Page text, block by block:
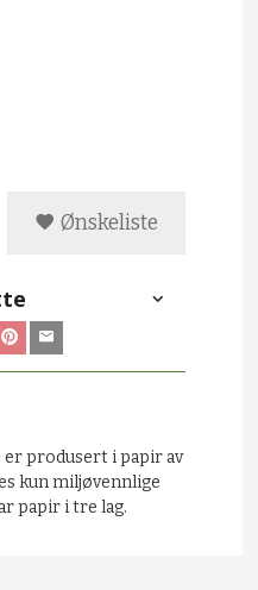
Ønskeliste
produsert i papir av
kun miljøvennlige
papir i tre lag.